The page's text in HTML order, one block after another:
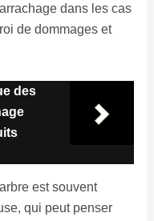
dans les cas
de dommages et
des
est souvent
qui peut penser